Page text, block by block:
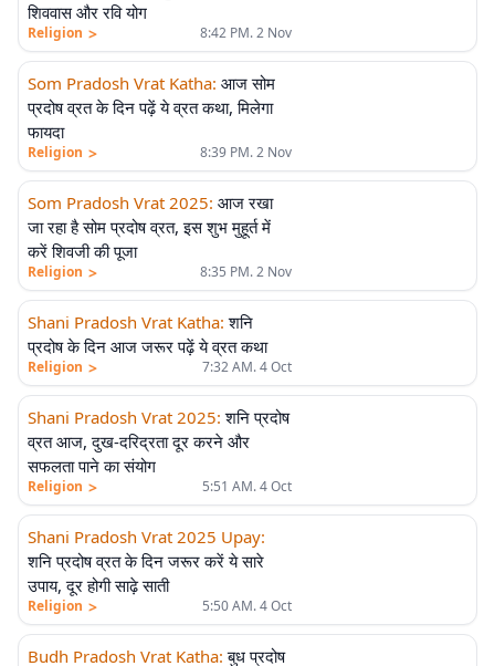
शिववास और रवि योग
Religion > 8:42 PM. 2 Nov
Som Pradosh Vrat Katha: आज सोम
प्रदोष व्रत के दिन पढ़ें ये व्रत कथा, मिलेगा
फायदा
Religion > 8:39 PM. 2 Nov
Som Pradosh Vrat 2025: आज रखा
जा रहा है सोम प्रदोष व्रत, इस शुभ मुहूर्त में
करें शिवजी की पूजा
Religion > 8:35 PM. 2 Nov
Shani Pradosh Vrat Katha: शनि
प्रदोष के दिन आज जरूर पढ़ें ये व्रत कथा
Religion > 7:32 AM. 4 Oct
Shani Pradosh Vrat 2025: शनि प्रदोष
व्रत आज, दुख-दरिद्रता दूर करने और
सफलता पाने का संयोग
Religion > 5:51 AM. 4 Oct
Shani Pradosh Vrat 2025 Upay:
शनि प्रदोष व्रत के दिन जरूर करें ये सारे
उपाय, दूर होगी साढ़े साती
Religion > 5:50 AM. 4 Oct
Budh Pradosh Vrat Katha: बुध प्रदोष